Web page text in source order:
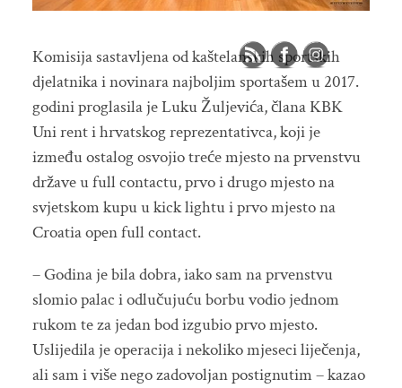
Komisija sastavljena od kaštelanskih sportskih
djelatnika i novinara najboljim sportašem u 2017.
godini proglasila je Luku Žuljevića, člana KBK
Uni rent i hrvatskog reprezentativca, koji je
između ostalog osvojio treće mjesto na prvenstvu
države u full contactu, prvo i drugo mjesto na
svjetskom kupu u kick lightu i prvo mjesto na
Croatia open full contact.
– Godina je bila dobra, iako sam na prvenstvu
slomio palac i odlučujuću borbu vodio jednom
rukom te za jedan bod izgubio prvo mjesto.
Uslijedila je operacija i nekoliko mjeseci liječenja,
ali sam i više nego zadovoljan postignutim – kazao